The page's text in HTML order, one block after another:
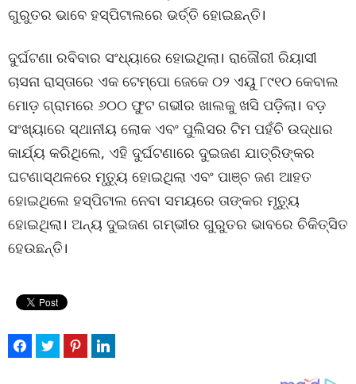
ଗୁରୁତର ଭାବେ ହସ୍ପିଟାଲରେ ଭର୍ତ୍ତି ହୋଇଛନ୍ତି।
ଦୁର୍ଘଟଣା ରବିବାର ସଂଧ୍ୟାରେ ହୋଇଥିଲା। ରାଜୌରୀ ରିୟାସୀ
ଚାସନା ରାସ୍ତାରେ ଏକ ଟେମ୍ପୋ ଜେକେ ୦୨ ଏୟୁ ୮୯୧୦ କେବାଲ
ମୋଡ଼ ଗ୍ରାମରେ ୬୦୦ ଫୁଟ ଗଭୀର ଖାଲକୁ ଖସି ପଡ଼ିଲା। ବଡ଼
ସଂଖ୍ୟାରେ ସ୍ଥାନୀୟ ଲୋକ ଏବଂ ପୁଲିସର ଟିମ ପହଁଚି ଉଦ୍ଧାର
କାର୍ଯ୍ୟ କରିଥିଲେ, ଏହି ଦୁର୍ଘଟଣାରେ ଦୁଇଜଣ ଯାତ୍ରିଙ୍କର
ଘଟଣାସ୍ଥଳରେ ମୃତ୍ୟୁ ହୋଇଥିଲା ଏବଂ ପାଞ୍ଚ ଜଣ ଆହତ
ହୋଇଥିଲେ ହସ୍ପିଟାଲ ନେବା ସମୟରେ ତାଙ୍କର ମୃତ୍ୟୁ
ହୋଇଥିଲା। ଅନ୍ୟ ଦୁଇଜଣ ଗମ୍ଭୀର ଗୁରୁତର ଭାବରେ ଚିକିତ୍ସିତ
ହେଉଛନ୍ତି।